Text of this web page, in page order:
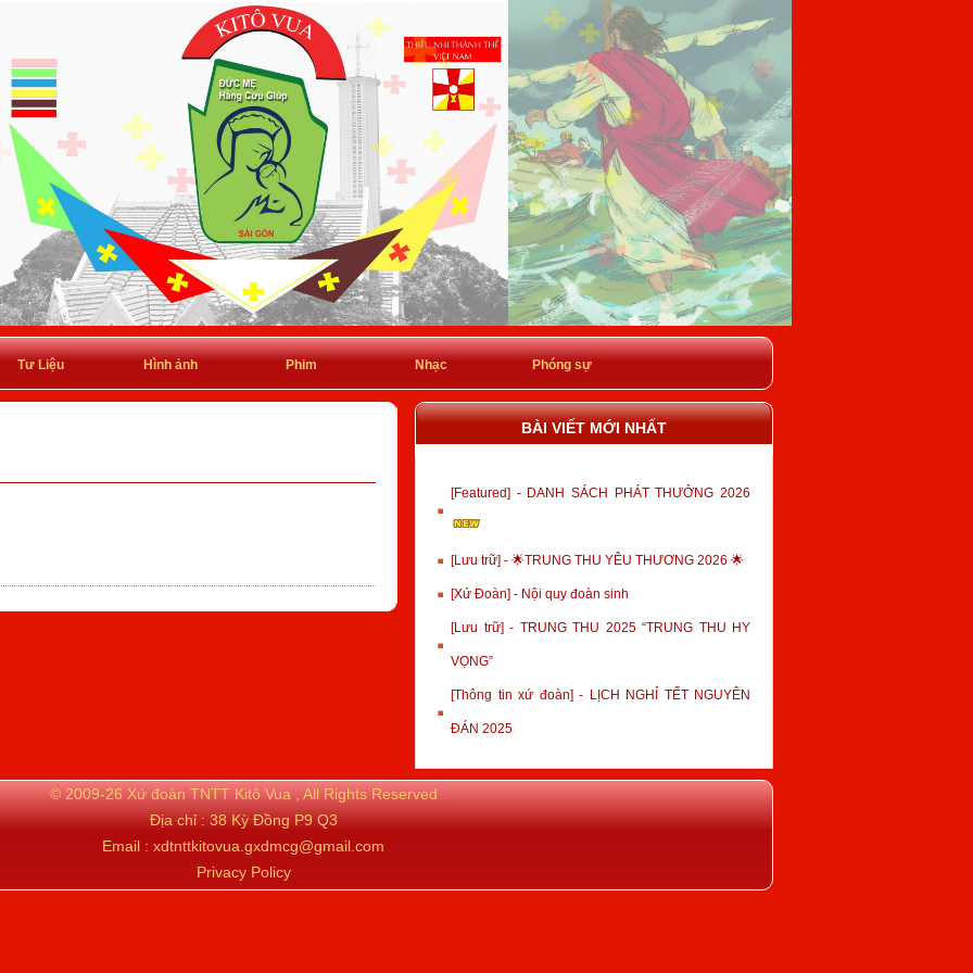
Tư Liệu Hình ảnh Phim Nhạc Phóng sự
BÀI VIẾT MỚI NHẤT
[Featured] - DANH SÁCH PHÁT THƯỞNG 2026
[Lưu trữ] - 🌟TRUNG THU YÊU THƯƠNG 2026 🌟
[Xứ Đoàn] - Nội quy đoàn sinh
[Lưu trữ] - TRUNG THU 2025 “TRUNG THU HY
VỌNG”
[Thông tin xứ đoàn] - LỊCH NGHỈ TẾT NGUYÊN
ĐÁN 2025
© 2009-26 Xứ đoàn TNTT Kitô Vua , All Rights Reserved
Địa chỉ : 38 Kỳ Đồng P9 Q3
Email : xdtnttkitovua.gxdmcg@gmail.com
Privacy Policy